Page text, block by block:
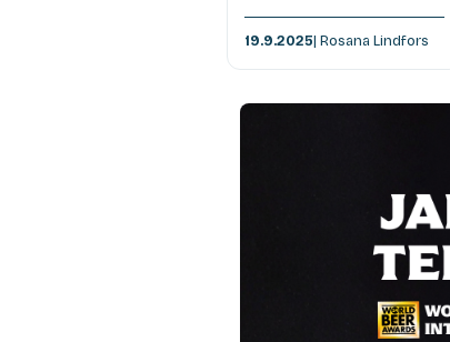
19.9.2025| Rosana Lindfors